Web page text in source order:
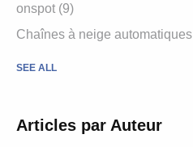
onspot (9)
Chaînes à neige automatiques
SEE ALL
Articles par Auteur